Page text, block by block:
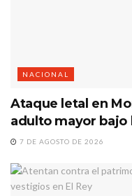
NACIONAL
Ataque letal en
adulto mayor bajo
7 DE AGOSTO DE 2026